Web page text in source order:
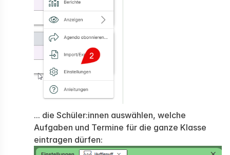
... die Schüler:innen auswählen, welche
Aufgaben und Termine für die ganze Klasse
eintragen dürfen: